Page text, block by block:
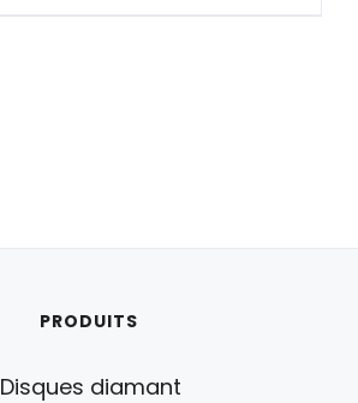
PRODUITS
Disques diamant